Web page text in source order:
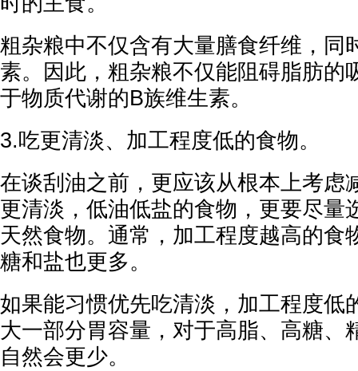
粗杂粮中不仅含有大量膳食纤维，同
素。因此，粗杂粮不仅能阻碍脂肪的
于物质代谢的B族维生素。
3.吃更清淡、加工程度低的食物。
在谈刮油之前，更应该从根本上考虑
更清淡，低油低盐的食物，更要尽量
天然食物。通常，加工程度越高的食
糖和盐也更多。
如果能习惯优先吃清淡，加工程度低
大一部分胃容量，对于高脂、高糖、
自然会更少。